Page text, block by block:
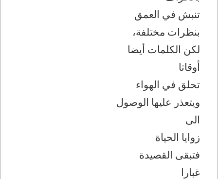
تنبش في العمق
بنظرات مختلفة،
لكن الكلمات أيضا
أوقاتا
تحلق في الهواء
ويتعذر عليها الوصول
الى
زوايا الحياة
فتبقى القصيدة
غبارا